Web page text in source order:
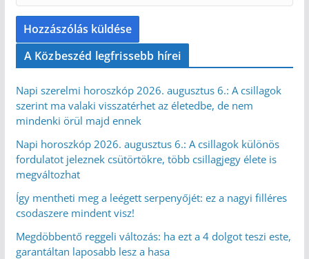
A Közbeszéd legfrissebb hírei
Napi szerelmi horoszkóp 2026. augusztus 6.: A csillagok
szerint ma valaki visszatérhet az életedbe, de nem
mindenki örül majd ennek
Napi horoszkóp 2026. augusztus 6.: A csillagok különös
fordulatot jeleznek csütörtökre, több csillagjegy élete is
megváltozhat
Így mentheti meg a leégett serpenyőjét: ez a nagyi filléres
csodaszere mindent visz!
Megdöbbentő reggeli változás: ha ezt a 4 dolgot teszi este,
garantáltan laposabb lesz a hasa